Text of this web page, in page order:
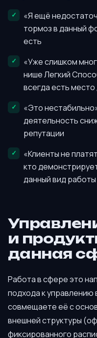
«Я ещё
тормоз в данный
есть
«Уже слишком
нише Легкий
всегда есть
«Это
деятельность
репутации
«Клиенты не
кто
данный вид работы
и
данная
Работа в сфере это
подхода к
совмещаете её с
внешней структуры
фиксированного